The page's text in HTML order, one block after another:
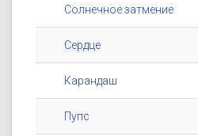
Солнечное затмение
Сердце
Карандаш
Пупс